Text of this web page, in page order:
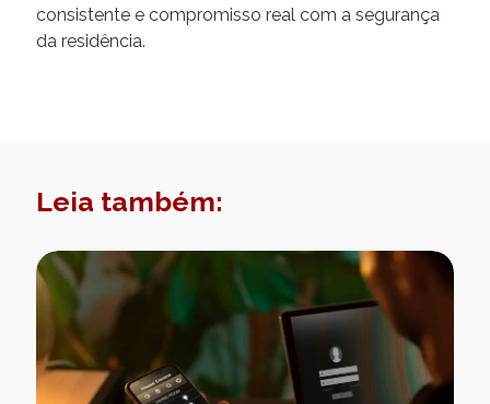
consistente e compromisso real com a segurança
da residência.
Leia também: